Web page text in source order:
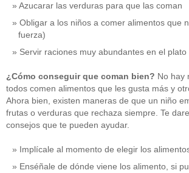
Azucarar las verduras para que las coman
Obligar a los niños a comer alimentos que
fuerza)
Servir raciones muy abundantes en el plato
¿Cómo conseguir que coman bien? No hay
todos comen alimentos que les gusta más y
Ahora bien, existen maneras de que un niño
frutas o verduras que rechaza siempre. Te
consejos que te pueden ayudar.
Implícale al momento de elegir los
Enséñale de dónde viene los alimento, si